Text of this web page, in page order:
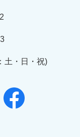
土・日・祝)